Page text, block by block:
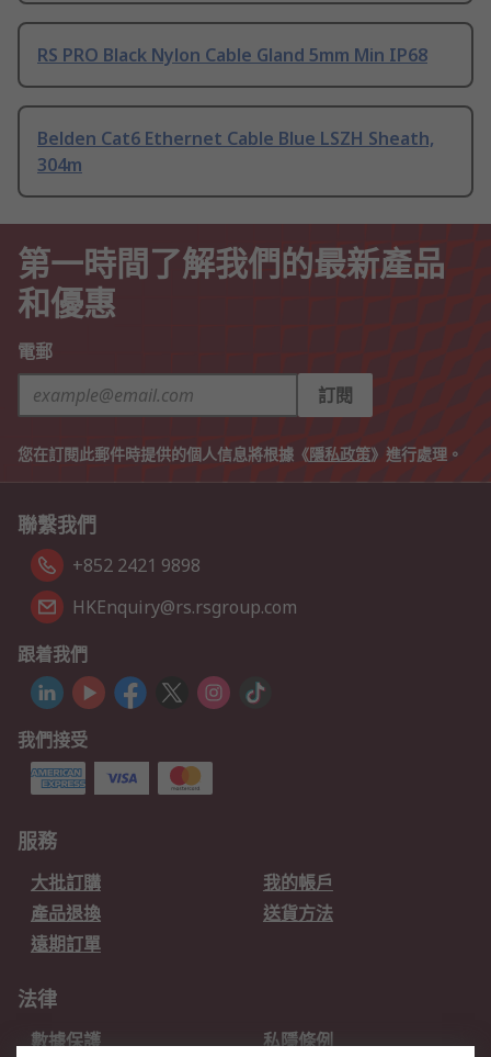
RS PRO Black Nylon Cable Gland 5mm Min IP68
Belden Cat6 Ethernet Cable Blue LSZH Sheath,
304m
第一時間了解我們的最新產品
和優惠
電郵
訂閱
您在訂閱此郵件時提供的個人信息將根據《隱私政策》進行處理。
聯繫我們
+852 2421 9898
HKEnquiry@rs.rsgroup.com
跟着我們
我們接受
服務
大批訂購
我的帳戶
產品退換
送貨方法
遠期訂單
法律
數據保護 私隱條例